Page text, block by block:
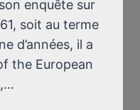
enquête sur
soit au terme
d’années, il a
the European